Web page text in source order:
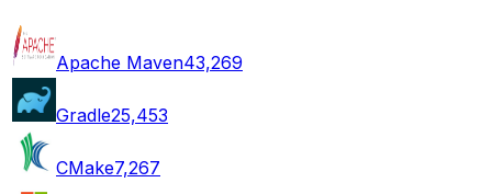
Apache Maven43,269
Gradle25,453
CMake7,267